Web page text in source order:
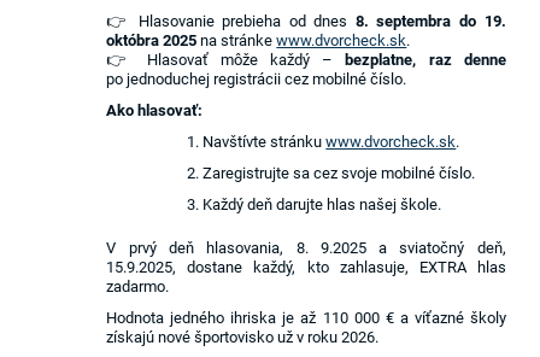
👉 Hlasovanie prebieha od dnes 8. septembra do 19.
októbra 2025 na stránkewww.dvorcheck.sk.
👉 Hlasovať môže každý –
bezplatne, raz denne
po jednoduchej registrácii cez mobilné číslo.
Ako hlasovať:
Navštívte stránkuwww.dvorcheck.sk.
Zaregistrujte sa cez svoje mobilné číslo.
Každý deň darujte hlas našej škole.
V prvý deň hlasovania, 8. 9.2025 a sviatočný deň,
15.9.2025, dostane každý, kto zahlasuje, EXTRA hlas
zadarmo.
Hodnota jedného ihriska je až 110 000 € a víťazné školy
získajú nové športovisko už v roku 2026.